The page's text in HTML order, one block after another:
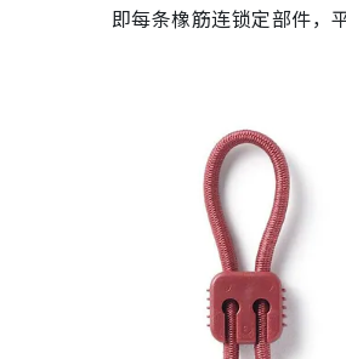
即每条橡筋连锁定部件，